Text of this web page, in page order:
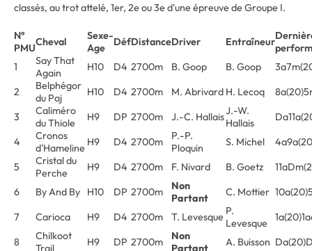
classés, au trot attelé, 1er, 2e ou 3e d'une épreuve de Groupe I.
N°
PMUCheval
Sexe-
Age
DéfDistanceDriver Entraîneur
1
Say That
Again
H10 D4 2700m B. Goop B. Goop
2
Belphégor
du Paj
H10 D4 2700m M. Abrivard H. Lecoq
3
Caliméro
du Thiole
H9 DP 2700m J.-C. HallaisJ.-W.
Hallais
4
Cronos
d'Hameline H9 D4 2700m
P.-P.
Ploquin
S. Michel
5
Cristal du
Perche
H9 D4 2700m F. Nivard B. Goetz
6
By And By H10 DP 2700m
Non
Partant
C. Mottier
7
Carioca H9 D4 2700m T. Levesque P.
Levesque
8
Chilkoot
Trail
H9 DP 2700m
Non
Partant
A. Buisson